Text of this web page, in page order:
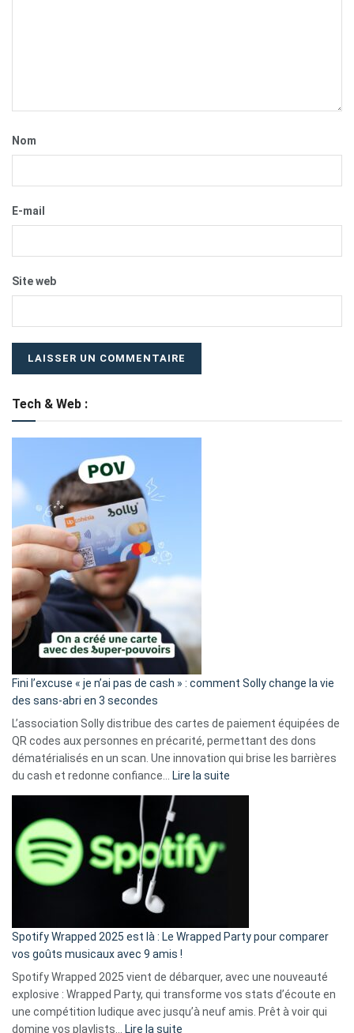
Nom
E-mail
Site web
Tech & Web :
Fini l’excuse « je n’ai pas de cash » : comment Solly change la vie
des sans-abri en 3 secondes
L’association Solly distribue des cartes de paiement équipées de
QR codes aux personnes en précarité, permettant des dons
dématérialisés en un scan. Une innovation qui brise les barrières
du cash et redonne confiance… Lire la suite
Fini
»
Solly
change
la
Spotify Wrapped 2025 est là : Le Wrapped Party pour comparer
vos goûts musicaux avec 9 amis !
Spotify Wrapped 2025 vient de débarquer, avec une nouveauté
explosive : Wrapped Party, qui transforme vos stats d’écoute en
une compétition ludique avec jusqu’à neuf amis. Prêt à voir qui
domine vos playlists… Lire la suite